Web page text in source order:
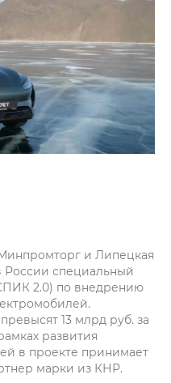
и Липецкая
России специальный
2.0) по внедрению
13 млрд руб. за
развития
в проекте принимает
марки из КНР.